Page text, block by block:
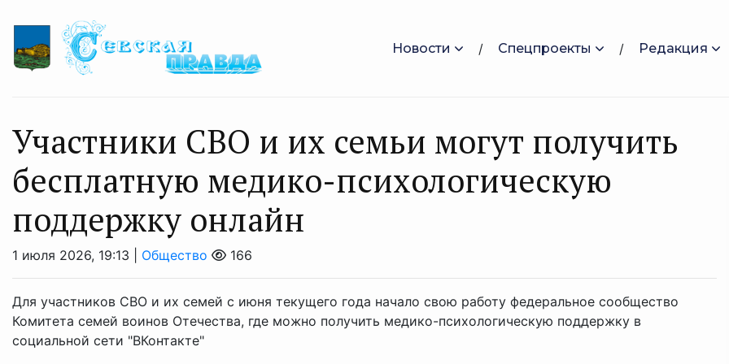
Новости Спецпроекты Редакция
Участники СВО и их семьи могут получить
бесплатную медико-психологическую
поддержку онлайн
1 июля 2026, 19:13 | Общество 166
Для участников СВО и их семей с июня текущего года начало свою работу федеральное сообщество
Комитета семей воинов Отечества, где можно получить медико-психологическую поддержку в
социальной сети "ВКонтакте"